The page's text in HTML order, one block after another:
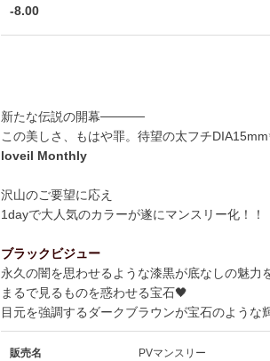
-8.00
新たな伝説の開幕─────
この美しさ、もはや罪。待望の太フチ
loveil Monthly
沢山のご要望に応え
1dayで大人気のカラーが遂にマンスリー化！！
ブラックビジュー
永久の闇を思わせるような漆黒が底なしの魅力
まるで見るものを惑わせる宝石🖤
目元を強調するダークブラウンが宝石のような
販売名 PVマンスリー